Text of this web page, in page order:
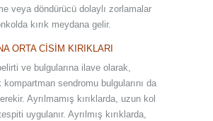
veya döndürücü dolaylı zorlamalar
kırık meydana gelir.
ORTA CİSİM KIRIKLARI
ve bulgularına ilave olarak,
sendromu bulgularını da
Ayrılmamış kırıklarda, uzun kol
uygulanır. Ayrılmış kırıklarda,